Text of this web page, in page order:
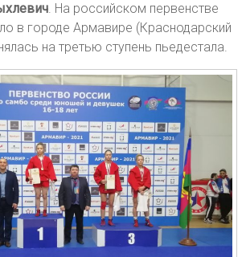
. На российском первенстве
в городе Армавире (Краснодарский
на третью ступень пьедестала.